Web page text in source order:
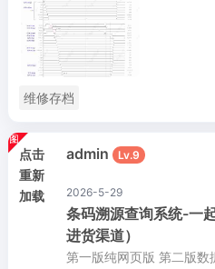
维修存档
点击
重新
加载
admin Lv.9
2026-5-29
条码溯源查询系统-一
进货渠道）
第一版纯网页版 第二版数